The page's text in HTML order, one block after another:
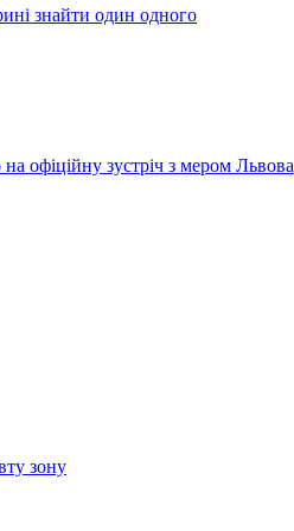
знайти один одного
офіційну зустріч з мером Львова
зону